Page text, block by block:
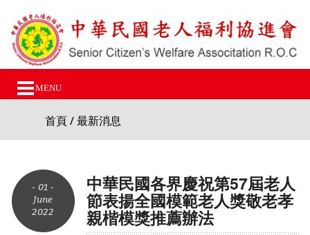
MENU
首頁 / 最新消息
- 01 -
June
2022
中華民國各界慶祝第57屆老人
節表揚全國模範老人獎敬老孝
親楷模獎推薦辦法